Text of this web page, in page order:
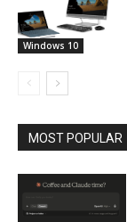
Windows 10
MOST POPULAR